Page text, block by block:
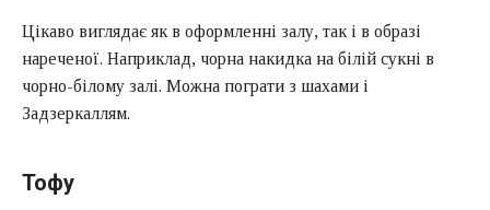
Цікаво виглядає як в оформленні залу, так і в образі
нареченої. Наприклад, чорна накидка на білій сукні в
чорно-білому залі. Можна пограти з шахами і
Задзеркаллям.
Тофу